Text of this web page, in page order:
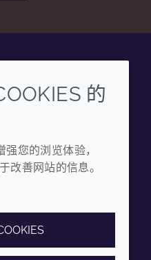
Zhihu Tiktok
条款和条件
隐私政策
Cookie政策
的
您的浏览体验，
改善网站的信息。